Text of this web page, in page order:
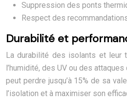
Suppression des ponts
Respect des
Durabilité et
La durabilité des isolants et leur
l’humidité, des UV ou des
peut perdre jusqu’à 15% de sa
l’isolation et à maximiser son